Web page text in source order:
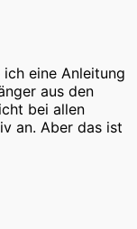
eine Anleitung
aus den
bei allen
an. Aber das ist